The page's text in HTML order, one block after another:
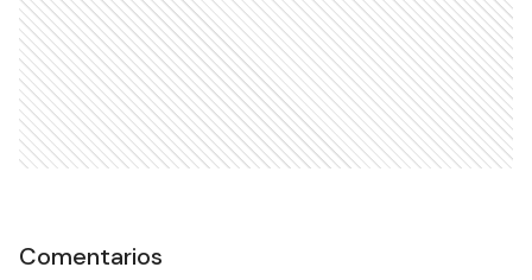
Comentarios